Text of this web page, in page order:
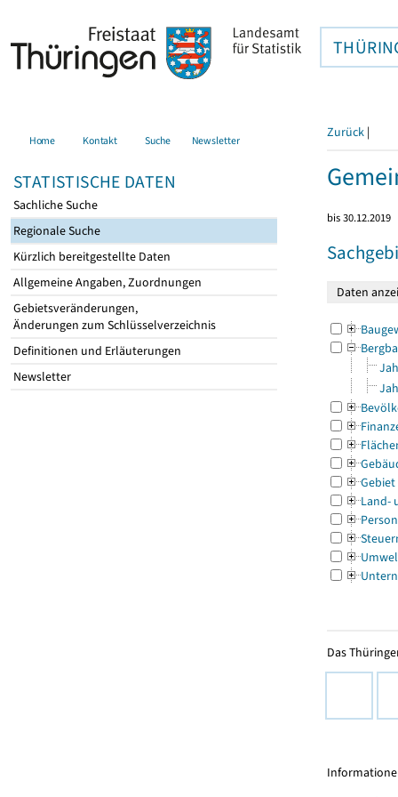
Home Kontakt Suche Newsletter
STATISTISCHE DATEN
Sachliche Suche
Regionale Suche
Kürzlich bereitgestellte Daten
Allgemeine Angaben, Zuordnungen
Gebietsveränderungen,
Änderungen zum Schlüsselverzeichnis
Definitionen und Erläuterungen
Newsletter
Zurück |
bis 30.12.2019
Gebiet
Land-
Das